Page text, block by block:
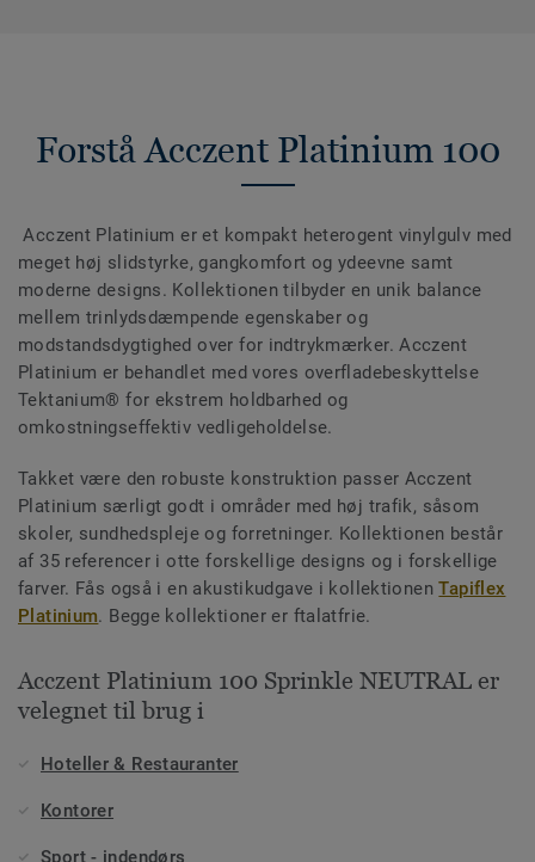
Forstå Acczent Platinium 100
Acczent Platinium er et kompakt heterogent vinylgulv med
meget høj slidstyrke, gangkomfort og ydeevne samt
moderne designs. Kollektionen tilbyder en unik balance
mellem trinlydsdæmpende egenskaber og
modstandsdygtighed over for indtrykmærker. Acczent
Platinium er behandlet med vores overfladebeskyttelse
Tektanium® for ekstrem holdbarhed og
omkostningseffektiv vedligeholdelse.
Takket være den robuste konstruktion passer Acczent
Platinium særligt godt i områder med høj trafik, såsom
skoler, sundhedspleje og forretninger. Kollektionen består
af 35 referencer i otte forskellige designs og i forskellige
farver. Fås også i en akustikudgave i kollektionenTapiflex
Platinium. Begge kollektioner er ftalatfrie.
Acczent Platinium 100 Sprinkle NEUTRAL er
velegnet til brug i
Hoteller & Restauranter
Kontorer
Sport - indendørs